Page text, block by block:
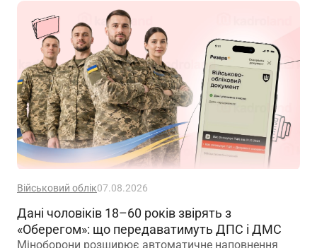
Військовий облік07.08.2026
Дані чоловіків 18–60 років звірять з
«Оберегом»: що передаватимуть ДПС і ДМС
Міноборони розширює автоматичне наповнення